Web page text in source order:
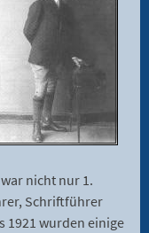
nicht nur 1.
Schriftführer
1921 wurden einige